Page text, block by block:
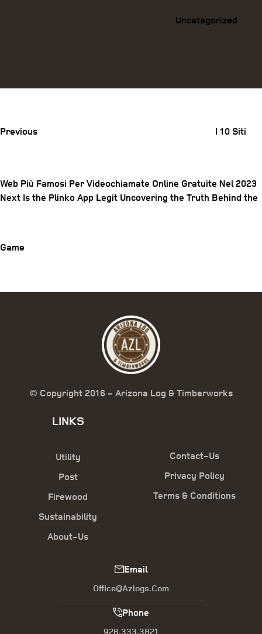
Uncategorized
Post
Previous
I 10 Siti
Web Più Famosi Per Videochiamate Online Gratuite Nel 2023
Next
Next Is the Plinko App Legit Uncovering the Truth Behind the
Game
© Copyright 2016 - Arizona Log & Timberworks
LINKS
Utility
Post
Firewood
Sustainability
About-Us
Contact-Us
Privacy Policy
Terms & Conditions
Email
Office@azlogs.com
Phone
928.333.3821